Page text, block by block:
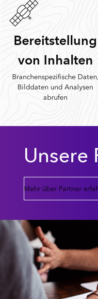
Bereitstellung
von Inhalten
Branchenspezifische Daten,
Bilddaten und Analysen
abrufen
Unsere
Mehr über Partner